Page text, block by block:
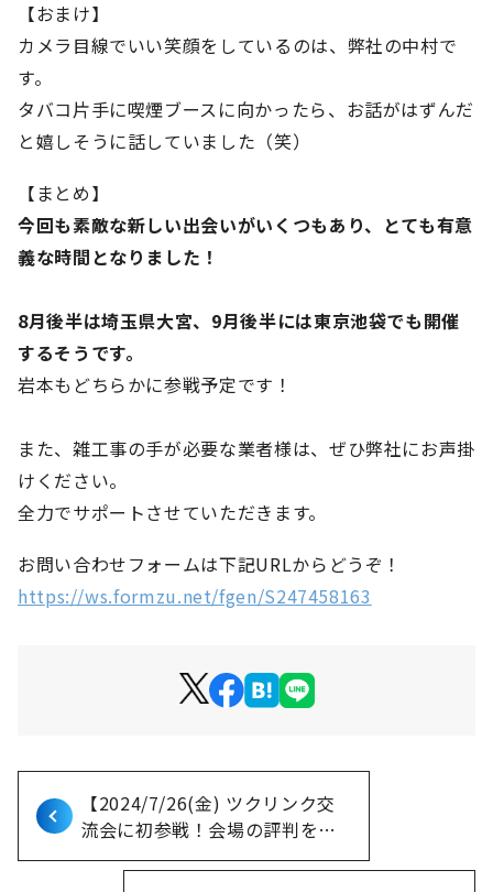
【おまけ】
カメラ目線でいい笑顔をしているのは、弊社の中村で
す。
タバコ片手に喫煙ブースに向かったら、お話がはずんだ
と嬉しそうに話していました（笑）
【まとめ】
今回も素敵な新しい出会いがいくつもあり、とても有意
義な時間となりました！
8月後半は埼玉県大宮、9月後半には東京池袋でも開催
するそうです。
岩本もどちらかに参戦予定です！
また、雑工事の手が必要な業者様は、ぜひ弊社にお声掛
けください。
全力でサポートさせていただきます。
お問い合わせフォームは下記URLからどうぞ！
https://ws.formzu.net/fgen/S247458163
【2024/7/26(金) ツクリンク交
流会に初参戦！会場の評判をお
伝えします！ -船橋会場- 】